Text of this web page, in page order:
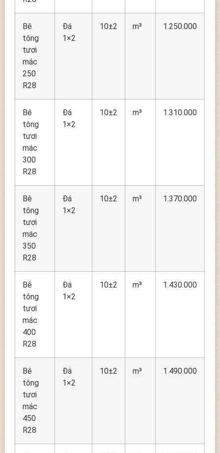
Bê
tông
tươi
mác
250
R28
Đá
1×2
10±2 m³ 1.250.000
Bê
tông
tươi
mác
300
R28
Đá
1×2
10±2 m³ 1.310.000
Bê
tông
tươi
mác
350
R28
Đá
1×2
10±2 m³ 1.370.000
Bê
tông
tươi
mác
400
R28
Đá
1×2
10±2 m³ 1.430.000
Bê
tông
tươi
mác
450
R28
Đá
1×2
10±2 m³ 1.490.000